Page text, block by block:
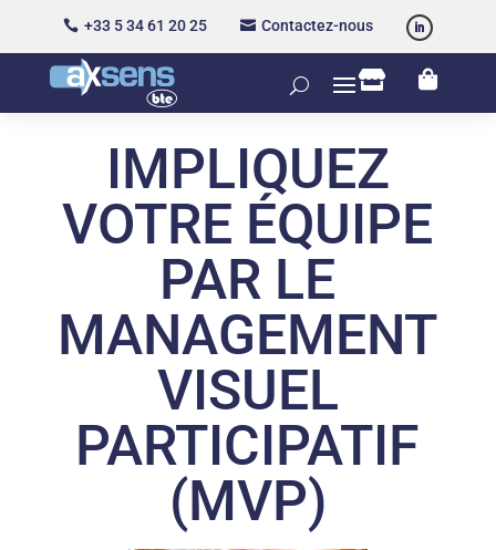
 +33 5 34 61 20 25  Contactez-nous
 
IMPLIQUEZ
VOTRE ÉQUIPE
PAR LE
MANAGEMENT
VISUEL
PARTICIPATIF
(MVP)